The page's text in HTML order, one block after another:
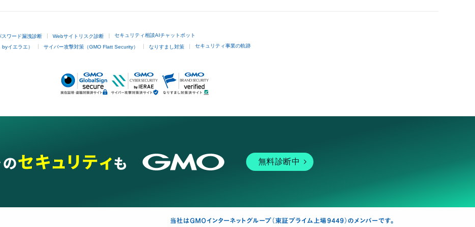
スワード漏洩診断 Webサイトリスク診断 セキュリティ相談AIチャットボット
イエラエ） サイバー攻撃対策（GMO Flatt Security） なりすまし対策 セキュリティ事業の軌跡
無料診断中